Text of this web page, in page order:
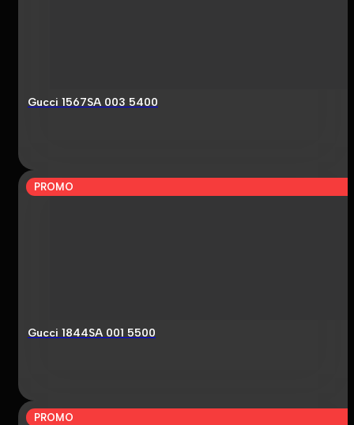
Gucci 1567SA 003 5400
PROMO
Gucci 1844SA 001 5500
PROMO